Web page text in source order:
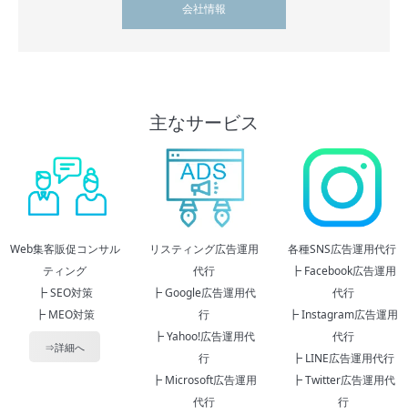
会社情報
主なサービス
Web集客販促コンサル
ティング
┣ SEO対策
┣ MEO対策
⇒詳細へ
リスティング広告運用
代行
┣ Google広告運用代
行
┣ Yahoo!広告運用代
行
┣ Microsoft広告運用
代行
各種SNS広告運用代行
┣ Facebook広告運用
代行
┣ Instagram広告運用
代行
┣ LINE広告運用代行
┣ Twitter広告運用代
行